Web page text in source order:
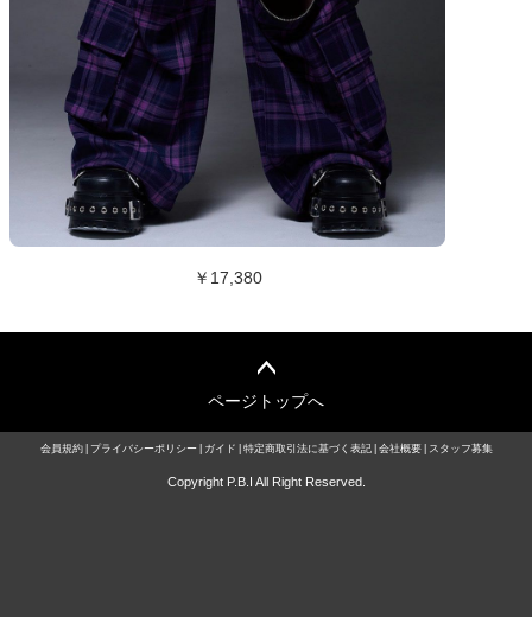
￥17,380
ページトップへ
会員規約 プライバシーポリシー ガイド 特定商取引法に基づく表記 会社概要 スタッフ募集
Copyright P.B.I All Right Reserved.